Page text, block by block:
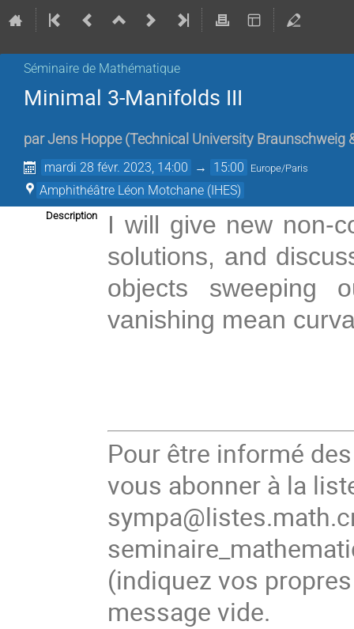
Séminaire de Mathématique
Minimal 3-Manifolds ΙII
parJens Hoppe (Technical University Braunschweig
mardi 28 févr. 2023, 14:00 → 15:00 Europe/Paris
Amphithéâtre Léon Motchane (IHES)
Description
I will give new non-
solutions, and
objects sweeping
vanishing mean
Pour être informé
vous abonner à la
(indiquez vos
message vide.